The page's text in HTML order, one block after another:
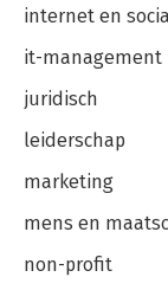
internet en
it-management
juridisch
leiderschap
marketing
mens en
non-profit